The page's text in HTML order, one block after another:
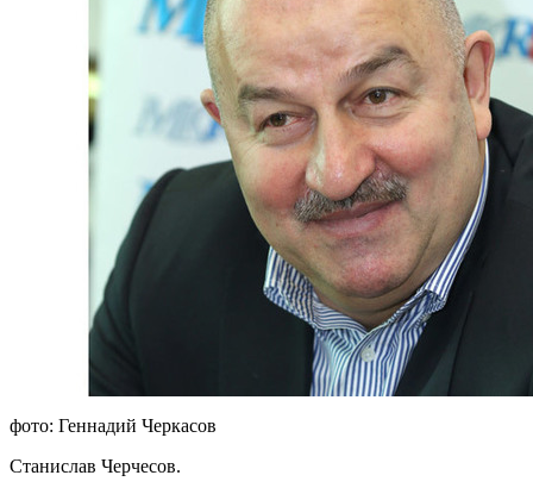
фото: Геннадий Черкасов
Станислав Черчесов.